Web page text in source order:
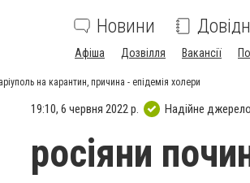
Новини
Афіша Дозвілля Вакансії
на карантин, причина - епідемія холери
19:10, 6 червня 2022 р. Надійне джерело
росіяни